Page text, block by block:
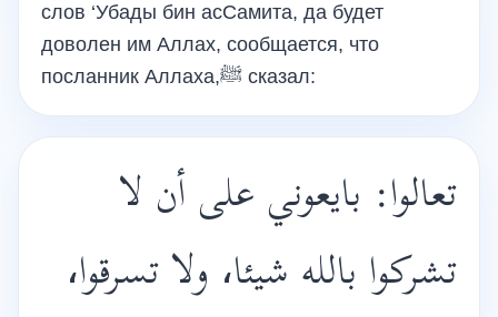
слов ‘Убады бин асСамита, да будет
доволен им Аллах, сообщается, что
посланник Аллаха,ﷺ сказал:
تعالوا: بايعوني على أن لا
تشركوا بالله شيئا، ولا تسرقوا،